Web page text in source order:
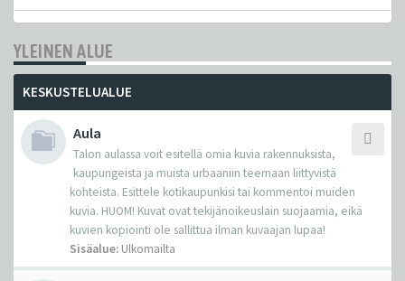
YLEINEN ALUE
KESKUSTELUALUE
Aula
Talon aulassa voit esitellä omia kuvia rakennuksista,
kaupungeista ja muista urbaaniin teemaan liittyvistä
kohteista. Esittele kotikaupunkisi tai kommentoi muiden
kuvia. HUOM! Kuvat ovat tekijänoikeuslain suojaamia, eikä
kuvien kopiointi ole sallittua ilman kuvaajan lupaa!
Sisäalue: Ulkomailta